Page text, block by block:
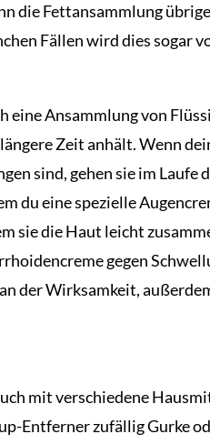
die Fettansammlung
Fällen wird dies sogar
eine Ansammlung von
Zeit anhält. Wenn
sind, gehen sie im Laufe
du eine spezielle
sie die Haut leicht
gegen
der Wirksamkeit,
mit verschiedene
Entferner zufällig Gurke